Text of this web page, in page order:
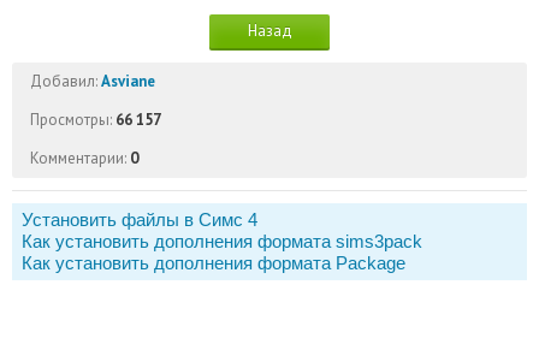
Назад
Добавил:Asviane
Просмотры: 66 157
Комментарии: 0
Установить файлы в Симс 4
Как установить дополнения формата sims3pack
Как установить дополнения формата Package